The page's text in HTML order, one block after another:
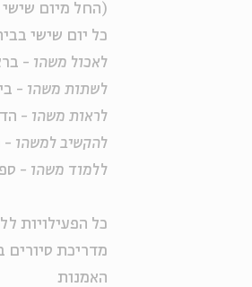
(החל מיום שישי כ"ט
כל יום שישי בבית
לאכול משהו -
לשתות משהו -
לראות משהו -
להקשיב למשהו -
ללמוד משהו -
כל הפעילויות
מדריכת סיורים
האמנות